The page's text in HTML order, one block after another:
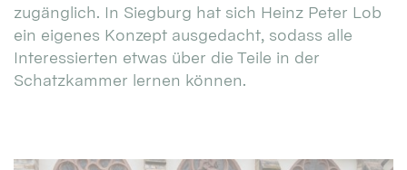
zugänglich. In Siegburg hat sich Heinz Peter Lob
ein eigenes Konzept ausgedacht, sodass alle
Interessierten etwas über die Teile in der
Schatzkammer lernen können.